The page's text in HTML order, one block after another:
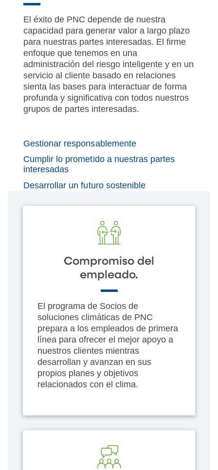
El éxito de PNC depende de nuestra
capacidad para generar valor a largo plazo
para nuestras partes interesadas. El firme
enfoque que tenemos en una
administración del riesgo inteligente y en un
servicio al cliente basado en relaciones
sienta las bases para interactuar de forma
profunda y significativa con todos nuestros
grupos de partes interesadas.
Gestionar responsablemente
Cumplir lo prometido a nuestras partes
interesadas
Desarrollar un futuro sostenible
Compromiso del
empleado.
El programa de Socios de
soluciones climáticas de PNC
prepara a los empleados de primera
línea para ofrecer el mejor apoyo a
nuestros clientes mientras
desarrollan y avanzan en sus
propios planes y objetivos
relacionados con el clima.